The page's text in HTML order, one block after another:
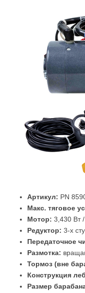
Артикул: PN
Макс. тяговое
Mотор: 3,430 Вт
Редуктор: 3-х
Передаточное
Размотка:
Тормоз (вне
Конструкция
Размер